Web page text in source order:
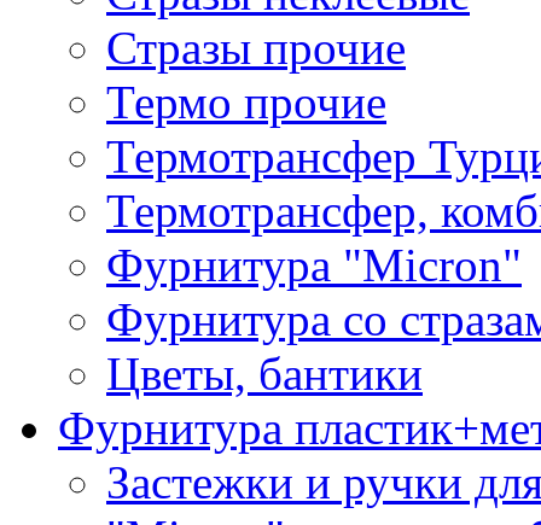
Стразы прочие
Термо прочие
Термотрансфер
Термотрансфер,
Фурнитура "Micron"
Фурнитура со
Цветы, бантики
Фурнитура
Застежки и ручки